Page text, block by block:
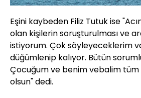
Eşini kaybeden Filiz Tutuk ise
olan kişilerin soruşturulması ve
istiyorum. Çok söyleyeceklerim
düğümlenip kalıyor. Bütün
Çocuğum ve benim vebalim tüm
olsun" dedi.